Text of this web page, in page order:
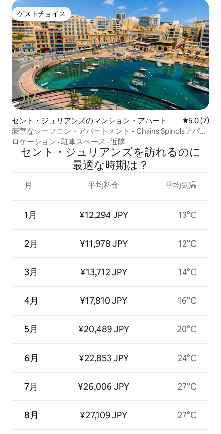
ゲストチョイス
ゲストチョイス
セント・ジュリアンズのマンション・アパート レビュー7
5.0 (7)
豪華なシーフロントアパートメント - Chains Spinolaアパー
トメント4
ロケーション ·駐車スペース · 近隣
セント・ジュリアンズを訪⁠れ⁠るの⁠に
最⁠適⁠な時⁠期⁠は⁠？
月
1月
2月
3月
4月
5月
6月
7月
8月
平均料金
¥12,294 JPY
¥11,978 JPY
¥13,712 JPY
¥17,810 JPY
¥20,489 JPY
¥22,853 JPY
¥26,006 JPY
¥27,109 JPY
平均気温
13°C
12°C
14°C
16°C
20°C
24°C
27°C
27°C